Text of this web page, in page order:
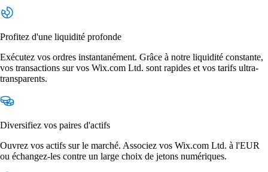
Profitez d'une liquidité profonde
Exécutez vos ordres instantanément. Grâce à notre liquidité constante,
vos transactions sur vos Wix.com Ltd. sont rapides et vos tarifs ultra-
transparents.
Diversifiez vos paires d'actifs
Ouvrez vos actifs sur le marché. Associez vos Wix.com Ltd. à l'EUR
ou échangez-les contre un large choix de jetons numériques.